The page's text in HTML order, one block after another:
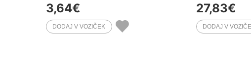
3,64€ 27,83€